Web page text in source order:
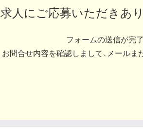
求人にご応募いただきあ
フォームの送信が完
お問合せ内容を確認しまして、メール